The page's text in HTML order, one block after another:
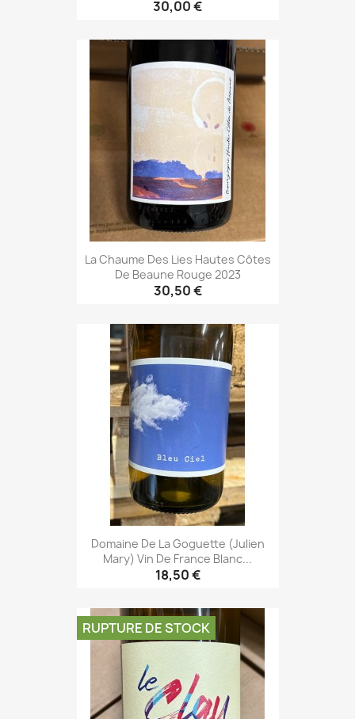
30,00 €
La Chaume Des Lies Hautes Côtes
De Beaune Rouge 2023
30,50 €
Domaine De La Goguette (Julien
Mary) Vin De France Blanc...
18,50 €
RUPTURE DE STOCK